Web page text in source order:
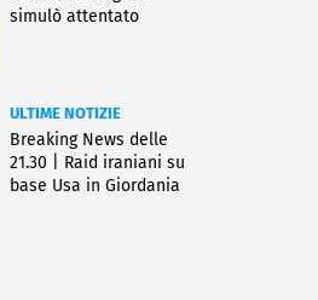
simulò attentato
ULTIME NOTIZIE
Breaking News delle
21.30 | Raid iraniani su
base Usa in Giordania